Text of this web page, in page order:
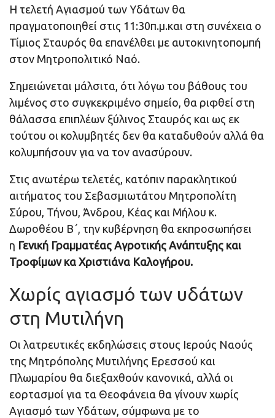
Η τελετή Αγιασμού των Υδάτων θα
πραγματοποιηθεί στις 11:30π.μ.και στη συνέχεια ο
Τίμιος Σταυρός θα επανέλθει με αυτοκινητοπομπή
στον Μητροπολιτικό Ναό.
Σημειώνεται μάλσιτα, ότι λόγω του βάθους του
λιμένος στο συγκεκριμένο σημείο, θα ριφθεί στη
θάλασσα επιπλέων ξύλινος Σταυρός και ως εκ
τούτου οι κολυμβητές δεν θα καταδυθούν αλλά θα
κολυμπήσουν για να τον ανασύρουν.
Στις ανωτέρω τελετές, κατόπιν παρακλητικού
αιτήματος του Σεβασμιωτάτου Μητροπολίτη
Σύρου, Τήνου, Άνδρου, Κέας και Μήλου κ.
Δωροθέου Β΄, την κυβέρνηση θα εκπροσωπήσει
η Γενική Γραμματέας Αγροτικής Ανάπτυξης και
Τροφίμων κα Χριστιάνα Καλογήρου.
Χωρίς αγιασμό των υδάτων
στη Μυτιλήνη
Οι λατρευτικές εκδηλώσεις στους Ιερούς Ναούς
της Μητρόπολης Μυτιλήνης Ερεσσού και
Πλωμαρίου θα διεξαχθούν κανονικά, αλλά οι
εορτασμοί για τα Θεοφάνεια θα γίνουν χωρίς
Αγιασμό των Υδάτων, σύμφωνα με το